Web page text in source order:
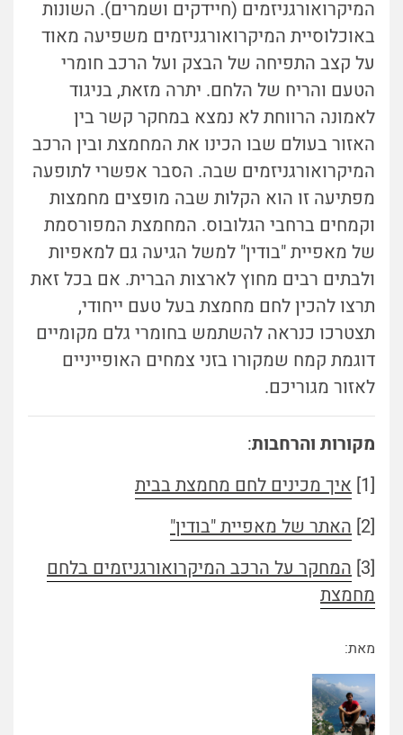
המיקרואורגניזמים (חיידקים ושמרים). השונות
באוכלוסיית המיקרואורגניזמים משפיעה מאוד
על קצב התפיחה של הבצק ועל הרכב חומרי
הטעם והריח של הלחם. יתרה מזאת, בניגוד
לאמונה הרווחת לא נמצא במחקר קשר בין
האזור בעולם שבו הכינו את המחמצת ובין הרכב
המיקרואורגניזמים שבה. הסבר אפשרי לתופעה
מפתיעה זו הוא הקלות שבה מופצים מחמצות
וקמחים ברחבי הגלובוס. המחמצת המפורסמת
של מאפיית "בודין" למשל הגיעה גם למאפיות
ולבתים רבים מחוץ לארצות הברית. אם בכל זאת
תרצו להכין לחם מחמצת בעל טעם ייחודי,
תצטרכו כנראה להשתמש בחומרי גלם מקומיים
דוגמת קמח שמקורו בזני צמחים האופייניים
לאזור מגוריכם.
מקורות והרחבות:
[1]
איך מכינים לחם מחמצת בבית
[2]
האתר של מאפיית "בודין"
[3]
המחקר על הרכב המיקרואורגניזמים בלחם
מחמצת
מאת: